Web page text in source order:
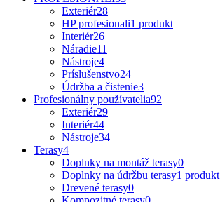
Exteriér28
HP profesionali1 produkt
Interiér26
Náradie11
Nástroje4
Príslušenstvo24
Údržba a čistenie3
Profesionálny používatelia92
Exteriér29
Interiér44
Nástroje34
Terasy4
Doplnky na montáž terasy0
Doplnky na údržbu terasy1 produkt
Drevené terasy0